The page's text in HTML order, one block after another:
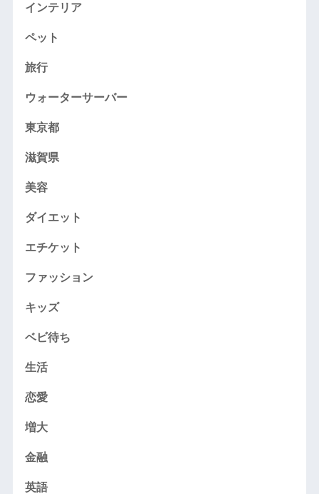
インテリア
ペット
旅行
ウォーターサーバー
東京都
滋賀県
美容
ダイエット
エチケット
ファッション
キッズ
ベビ待ち
生活
恋愛
増大
金融
英語